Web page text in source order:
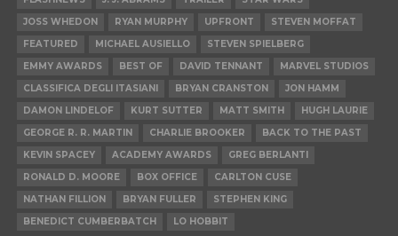
JOSS WHEDON
RYAN MURPHY UPFRONT
STEVEN MOFFAT
FEATURED
MICHAEL AUSIELLO
STEVEN SPIELBERG
EMMY AWARDS
BEST OF DAVID TENNANT
MARVEL STUDIOS
CLASSIFICA DEGLI ITASIANI
BRYAN CRANSTON
JON HAMM
DAMON LINDELOF
KURT SUTTER MATT SMITH
HUGH LAURIE
GEORGE R. R. MARTIN
CHARLIE BROOKER
BACK TO THE PAST
KEVIN SPACEY
ACADEMY AWARDS
GREG BERLANTI
RONALD D. MOORE
BOX OFFICE
CARLTON CUSE
NATHAN FILLION
BRYAN FULLER
STEPHEN KING
BENEDICT CUMBERBATCH
LO HOBBIT